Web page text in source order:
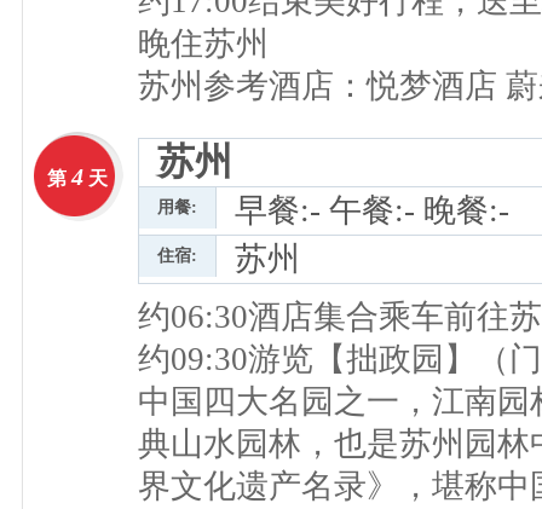
晚住苏州
苏州参考酒店：悦梦酒店
第 4 天 苏州
用餐: 早餐:- 午餐:- 晚餐:-
住宿:
苏州
约06:30酒店集合乘车前往
约09:30游览【拙政园】（
中国四大名园之一，江南
典山水园林，也是苏州园
界文化遗产名录》，堪称